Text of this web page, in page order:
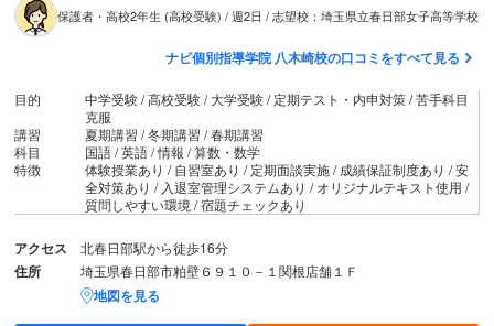
保護者・高校2年生 (高校受験) / 週2日 / 志望校：埼玉県立春日部女子高等学校
ナビ個別指導学院 八木崎校の口コミをすべて見る
目的
中学受験 / 高校受験 / 大学受験 / 定期テスト・内申対策 / 苦手科目
克服
講習
夏期講習 / 冬期講習 / 春期講習
科目
国語 / 英語 / 情報 / 算数・数学
特徴
体験授業あり / 自習室あり / 定期面談実施 / 成績保証制度あり / 安
全対策あり / 入退室管理システムあり / オリジナルテキスト使用 /
質問しやすい環境 / 宿題チェックあり
アクセス 北春日部駅から徒歩16分
住所 埼玉県春日部市粕壁６９１０－１関根店舗１Ｆ
地図を見る